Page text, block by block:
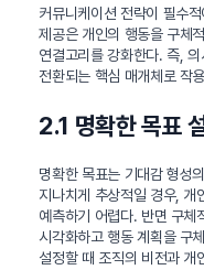
커뮤니케이션 전략이 필수
제공은 개인의 행동을 구체
연결고리를 강화한다. 즉,
전환되는 핵심 매개체로 작
2.1 명확한 목표
명확한 목표는 기대감 형성
지나치게 추상적일 경우, 개
예측하기 어렵다. 반면 구체
시각화하고 행동 계획을 구
설정할 때 조직의 비전과 개